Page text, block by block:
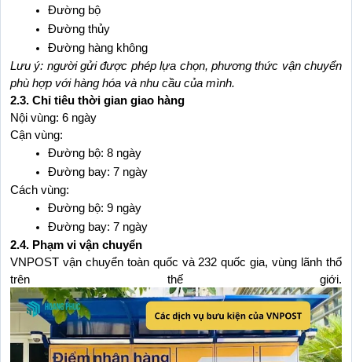
Đường bộ
Đường thủy
Đường hàng không
Lưu ý: người gửi được phép lựa chọn, phương thức vận chuyển
phù hợp với hàng hóa và nhu cầu của mình.
2.3. Chỉ tiêu thời gian giao hàng
Nội vùng: 6 ngày
Cận vùng:
Đường bộ: 8 ngày
Đường bay: 7 ngày
Cách vùng:
Đường bộ: 9 ngày
Đường bay: 7 ngày
2.4. Phạm vi vận chuyển
VNPOST vận chuyển toàn quốc và 232 quốc gia, vùng lãnh thổ
trên thế giới.